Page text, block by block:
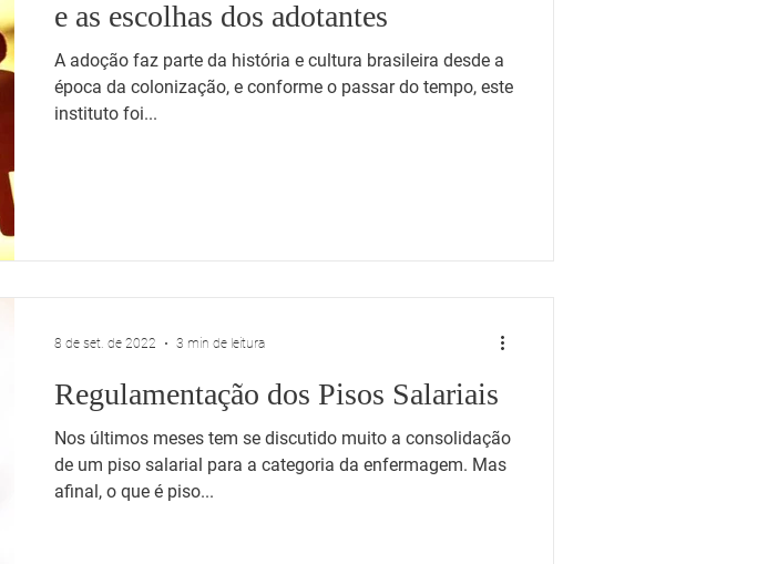
e as escolhas dos adotantes
A adoção faz parte da história e cultura brasileira desde a
época da colonização, e conforme o passar do tempo, este
instituto foi...
Regulamentação dos Pisos Salariais
Nos últimos meses tem se discutido muito a consolidação
de um piso salarial para a categoria da enfermagem. Mas
afinal, o que é piso...
8 de set. de 2022 3 min de leitura